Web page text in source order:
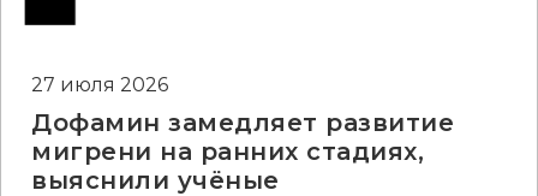
27 июля 2026
Дофамин замедляет развитие
мигрени на ранних стадиях,
выяснили учёные